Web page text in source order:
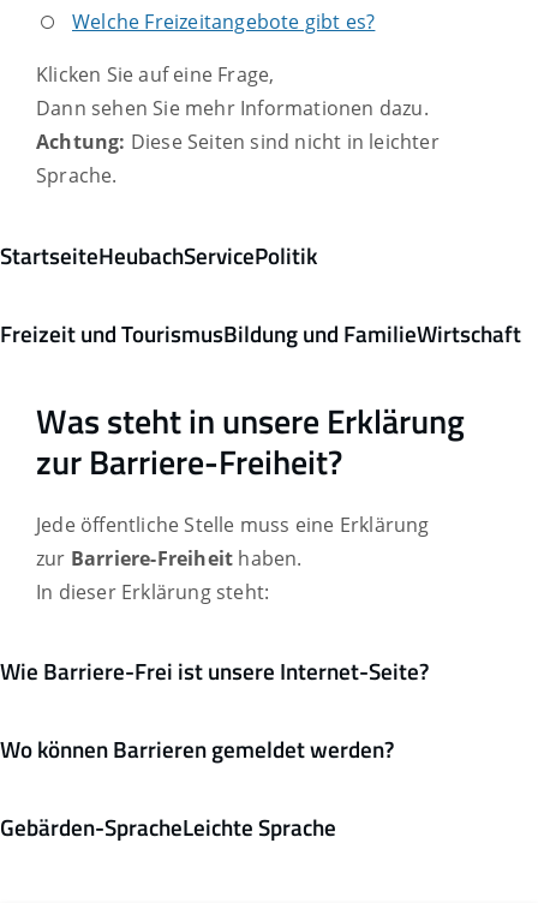
Welche Freizeitangebote gibt es?
Klicken Sie auf eine Frage,
Dann sehen Sie mehr Informationen dazu.
Achtung: Diese Seiten sind nicht in leichter
Sprache.
StartseiteHeubachServicePolitik
Freizeit und TourismusBildung und FamilieWirtschaft
Was steht in unsere Erklärung
zur Barriere-Freiheit?
Jede öffentliche Stelle muss eine Erklärung
zur Barriere-Freiheit haben.
In dieser Erklärung steht:
Wie Barriere-Frei ist unsere Internet-Seite?
Wo können Barrieren gemeldet werden?
Gebärden-SpracheLeichte Sprache